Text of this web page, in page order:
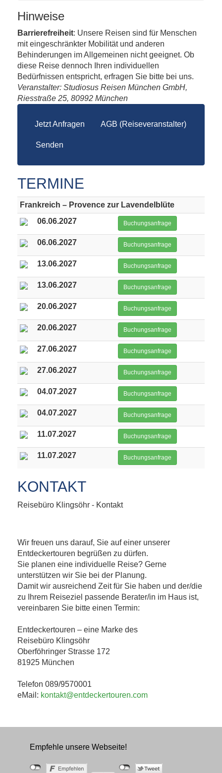
Hinweise
Barrierefreiheit: Unsere Reisen sind für Menschen
mit eingeschränkter Mobilität und anderen
Behinderungen im Allgemeinen nicht geeignet. Ob
diese Reise dennoch Ihren individuellen
Bedürfnissen entspricht, erfragen Sie bitte bei uns.
Veranstalter: Studiosus Reisen München GmbH,
Riesstraße 25, 80992 München
Jetzt Anfragen AGB (Reiseveranstalter)
Senden
TERMINE
Frankreich – Provence zur Lavendelblüte
06.06.2027
Buchungsanfrage
06.06.2027 Buchungsanfrage
13.06.2027 Buchungsanfrage
13.06.2027 Buchungsanfrage
20.06.2027 Buchungsanfrage
20.06.2027 Buchungsanfrage
27.06.2027 Buchungsanfrage
27.06.2027 Buchungsanfrage
04.07.2027 Buchungsanfrage
04.07.2027 Buchungsanfrage
11.07.2027 Buchungsanfrage
11.07.2027 Buchungsanfrage
KONTAKT
Reisebüro Klingsöhr - Kontakt
Wir freuen uns darauf, Sie auf einer unserer
Entdeckertouren begrüßen zu dürfen.
Sie planen eine individuelle Reise? Gerne
unterstützen wir Sie bei der Planung.
Damit wir ausreichend Zeit für Sie haben und der/die
zu Ihrem Reiseziel passende Berater/in im Haus ist,
vereinbaren Sie bitte einen Termin:
Entdeckertouren – eine Marke des
Reisebüro Klingsöhr
Oberföhringer Strasse 172
81925 München
Telefon 089/9570001
eMail: kontakt@entdeckertouren.com
Empfehle unsere Webseite!